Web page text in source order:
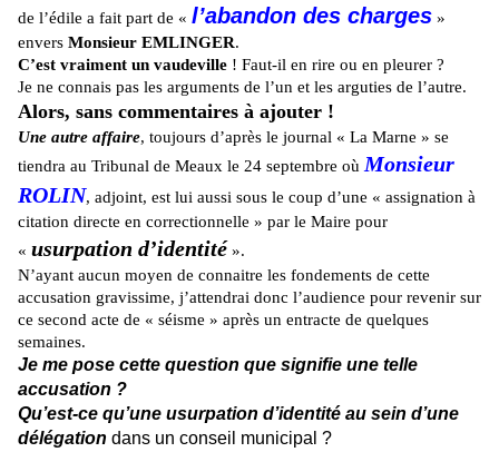
de l’édile a fait part de « l’abandon des charges »
envers Monsieur EMLINGER.
C’est vraiment un vaudeville ! Faut-il en rire ou en pleurer ?
Je ne connais pas les arguments de l’un et les arguties de l’autre.
Alors, sans commentaires à ajouter !
Une autre affaire, toujours d’après le journal « La Marne » se
tiendra au Tribunal de Meaux le 24 septembre où Monsieur
ROLIN, adjoint, est lui aussi sous le coup d’une « assignation à
citation directe en correctionnelle » par le Maire pour
« usurpation d’identité ».
N’ayant aucun moyen de connaitre les fondements de cette
accusation gravissime, j’attendrai donc l’audience pour revenir sur
ce second acte de « séisme » après un entracte de quelques
semaines.
Je me pose cette question que signifie une telle
accusation ?
Qu’est-ce qu’une usurpation d’identité au sein d’une
délégation dans un conseil municipal ?